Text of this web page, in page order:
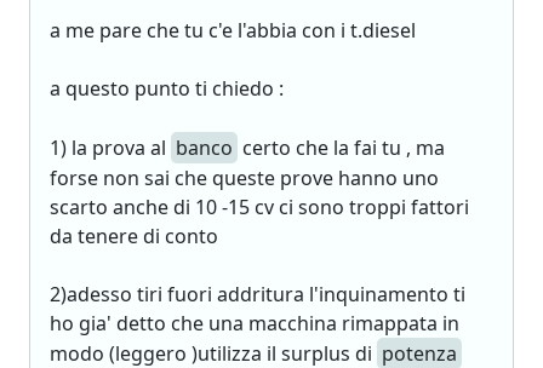
a me pare che tu c'e l'abbia con i t.diesel
a questo punto ti chiedo :
1) la prova al banco certo che la fai tu , ma
forse non sai che queste prove hanno uno
scarto anche di 10 -15 cv ci sono troppi fattori
da tenere di conto
2)adesso tiri fuori addritura l'inquinamento ti
ho gia' detto che una macchina rimappata in
modo (leggero )utilizza il surplus di potenza